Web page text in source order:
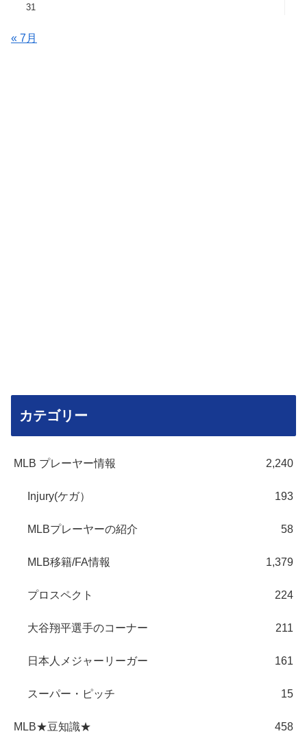
31
« 7月
カテゴリー
MLB プレーヤー情報 2,240
Injury(ケガ） 193
MLBプレーヤーの紹介 58
MLB移籍/FA情報 1,379
プロスペクト 224
大谷翔平選手のコーナー 211
日本人メジャーリーガー 161
スーパー・ピッチ 15
MLB★豆知識★ 458